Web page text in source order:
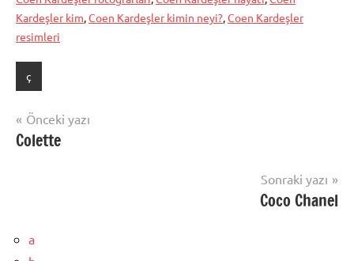
Kardeşler kim,Coen Kardeşler kimin neyi?,Coen Kardeşler
resimleri
ç
Yazı
gezinmesi
Önceki yazı
Colette
Sonraki yazı
Coco Chanel
a